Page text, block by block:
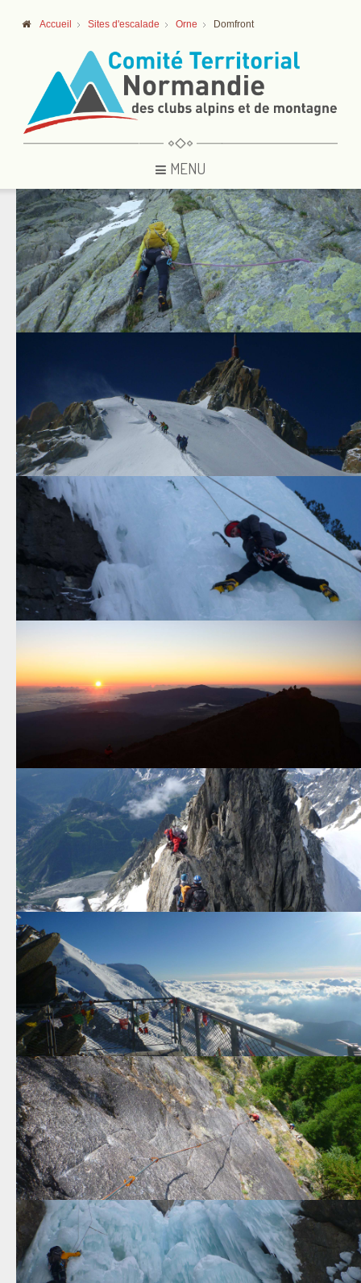
Accueil Sites d'escalade Orne Domfront
MENU